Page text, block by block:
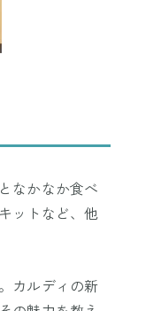
なかなか食べ
ットなど、他
カルディの新